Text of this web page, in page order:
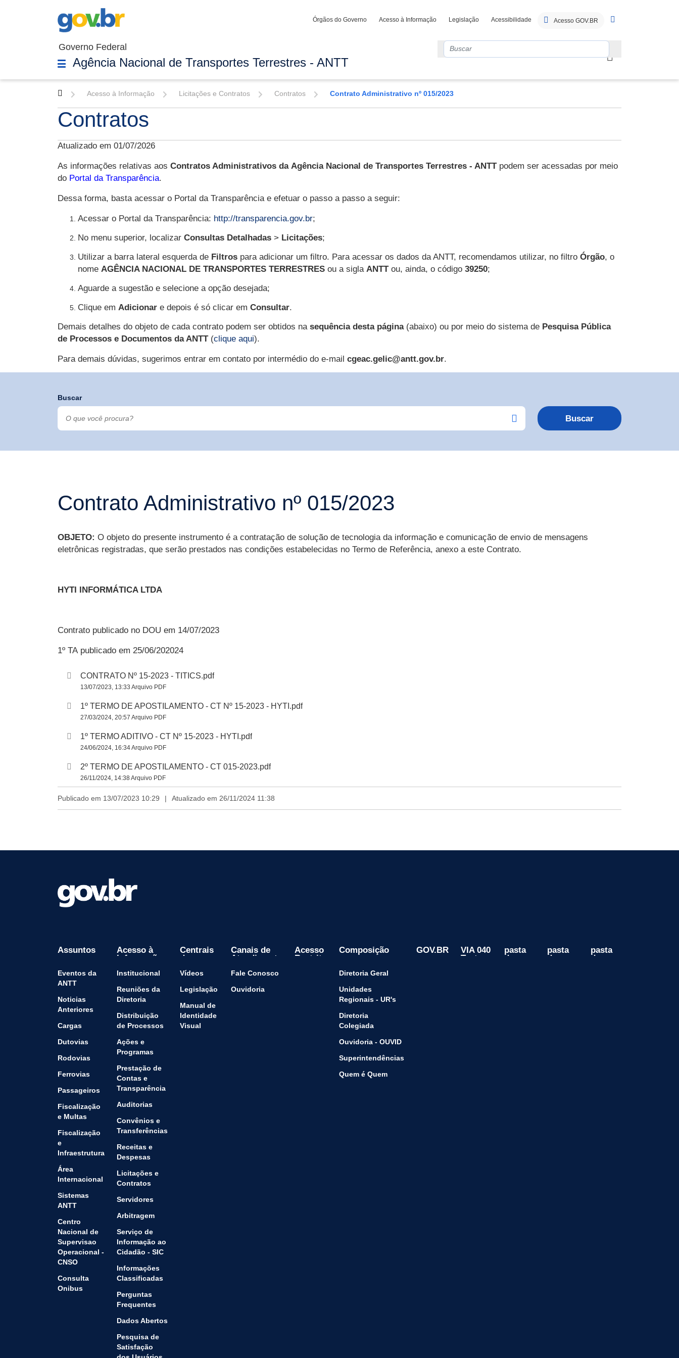
Órgãos do Governo Acesso à Informação Legislação Acessibilidade Acesso GOV.BR
Governo Federal
Agência Nacional de Transportes Terrestres - ANTT
Acesso à Informação Licitações e Contratos Contratos Contrato Administrativo nº 015/2023
Contratos
Atualizado em 01/07/2026
As informações relativas aos Contratos Administrativos da Agência Nacional de Transportes Terrestres - ANTT podem ser acessadas por meio
do Portal da Transparência.
Dessa forma, basta acessar o Portal da Transparência e efetuar o passo a passo a seguir:
Acessar o Portal da Transparência: http://transparencia.gov.br;
No menu superior, localizar Consultas Detalhadas > Licitações;
Utilizar a barra lateral esquerda de Filtros para adicionar um filtro. Para acessar os dados da ANTT, recomendamos utilizar, no filtro Órgão, o
nome AGÊNCIA NACIONAL DE TRANSPORTES TERRESTRES ou a sigla ANTT ou, ainda, o código 39250;
Aguarde a sugestão e selecione a opção desejada;
Clique em Adicionar e depois é só clicar em Consultar.
Demais detalhes do objeto de cada contrato podem ser obtidos na sequência desta página(abaixo) ou por meio do sistema de Pesquisa Pública
de Processos e Documentos da ANTT(clique aqui).
Para demais dúvidas, sugerimos entrar em contato por intermédio do e-mail cgeac.gelic@antt.gov.br.
Buscar
Contrato Administrativo nº 015/2023
OBJETO: O objeto do presente instrumento é a contratação de solução de tecnologia da informação e comunicação de envio de mensagens
eletrônicas registradas, que serão prestados nas condições estabelecidas no Termo de Referência, anexo a este Contrato.
HYTI INFORMÁTICA LTDA
Contrato publicado no DOU em 14/07/2023
1º TA publicado em 25/06/202024
CONTRATO Nº 15-2023 - TITICS.pdf
13/07/2023, 13:33 Arquivo PDF
1º TERMO DE APOSTILAMENTO - CT Nº 15-2023 - HYTI.pdf
27/03/2024, 20:57 Arquivo PDF
1º TERMO ADITIVO - CT Nº 15-2023 - HYTI.pdf
24/06/2024, 16:34 Arquivo PDF
2º TERMO DE APOSTILAMENTO - CT 015-2023.pdf
26/11/2024, 14:38 Arquivo PDF
Publicado em 13/07/2023 10:29 | Atualizado em 26/11/2024 11:38
Assuntos
Eventos da
ANTT
Noticias
Anteriores
Cargas
Dutovias
Rodovias
Ferrovias
Passageiros
Fiscalização
e Multas
Fiscalização
e
Infraestrutura
Área
Internacional
Sistemas
ANTT
Centro
Nacional de
Supervisao
Operacional -
CNSO
Consulta
Onibus
Acesso à
Informação
Institucional
Reuniões da
Diretoria
Distribuição
de Processos
Ações e
Programas
Prestação de
Contas e
Transparência
Auditorias
Convênios e
Transferências
Receitas e
Despesas
Licitações e
Contratos
Servidores
Arbitragem
Serviço de
Informação ao
Cidadão - SIC
Informações
Classificadas
Perguntas
Frequentes
Dados Abertos
Pesquisa de
Satisfação
Centrais
de
Vídeos
Legislação
Manual de
Identidade
Visual
Canais de
Atendimento
Fale Conosco
Ouvidoria
Acesso
Restrito
Composição
Diretoria Geral
Unidades
Regionais - UR's
Diretoria
Colegiada
Ouvidoria - OUVID
Superintendências
Quem é Quem
GOV.BR
VIA 040
Teste
pasta
de
pasta
de
pasta
de